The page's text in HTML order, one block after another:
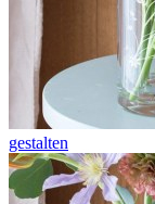
gestalten